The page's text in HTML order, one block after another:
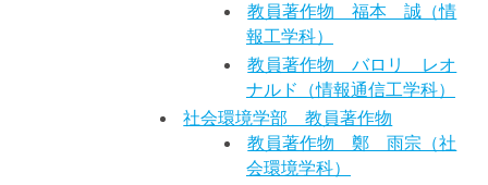
教員著作物 福本 誠（情
報工学科）
教員著作物 バロリ レオ
ナルド（情報通信工学科）
社会環境学部 教員著作物
教員著作物 鄭 雨宗（社
会環境学科）